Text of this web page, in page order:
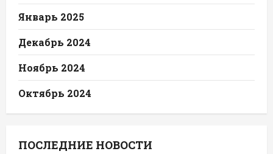
Январь 2025
Декабрь 2024
Ноябрь 2024
Октябрь 2024
ПОСЛЕДНИЕ НОВОСТИ